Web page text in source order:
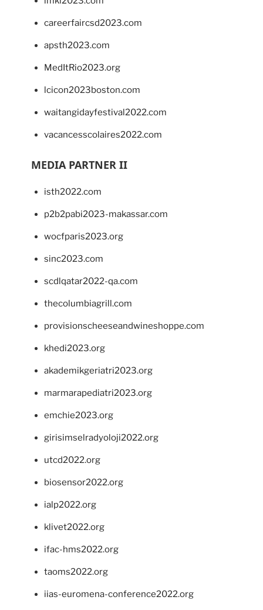
careerfaircsd2023.com
apsth2023.com
MedItRio2023.org
lcicon2023boston.com
waitangidayfestival2022.com
vacancesscolaires2022.com
MEDIA PARTNER II
isth2022.com
p2b2pabi2023-makassar.com
wocfparis2023.org
sinc2023.com
scdlqatar2022-qa.com
thecolumbiagrill.com
provisionscheeseandwineshoppe.com
khedi2023.org
akademikgeriatri2023.org
marmarapediatri2023.org
emchie2023.org
girisimselradyoloji2022.org
utcd2022.org
biosensor2022.org
ialp2022.org
klivet2022.org
ifac-hms2022.org
taoms2022.org
iias-euromena-conference2022.org